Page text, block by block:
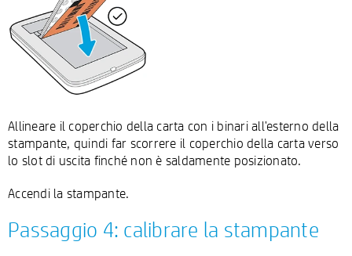
Allineare il coperchio della carta con i binari all'esterno della
stampante, quindi far scorrere il coperchio della carta verso
lo slot di uscita finché non è saldamente posizionato.
Accendi la stampante.
Passaggio 4: calibrare la stampante